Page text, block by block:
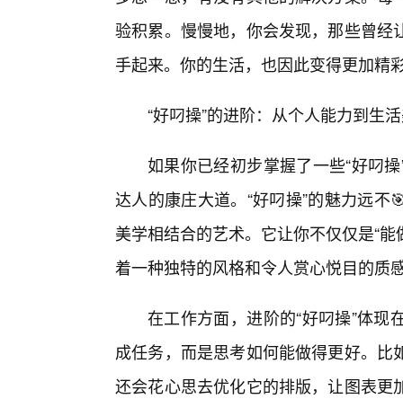
验积累。慢慢地，你会发现，那些曾
手起来。你的生活，也因此变得更加精
“好叼操”的进阶：从个人能力到生
如果你已经初步掌握了一些“好叼
达人的康庄大道。“好叼操”的魅力远
美学相结合的艺术。它让你不仅仅是“
着一种独特的风格和令人赏心悦目的质
在工作方面，进阶的“好叼操”体
成任务，而是思考如何能做得更好。
还会花心思去优化它的排版，让图表